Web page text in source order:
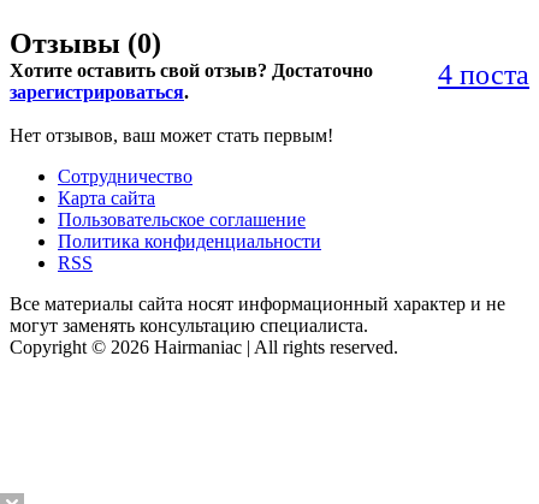
Отзывы (0)
4 поста
Хотите оставить свой отзыв? Достаточно
зарегистрироваться.
Нет отзывов, ваш может стать первым!
Сотрудничество
Карта сайта
Пользовательское соглашение
Политика конфиденциальности
RSS
Все материалы сайта носят информационный характер и не
могут заменять консультацию специалиста.
Copyright © 2026 Hairmaniac | All rights reserved.